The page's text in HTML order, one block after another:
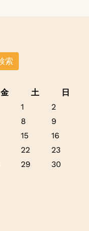
金 土
日
1
2
8
9
15
16
22
23
29
30